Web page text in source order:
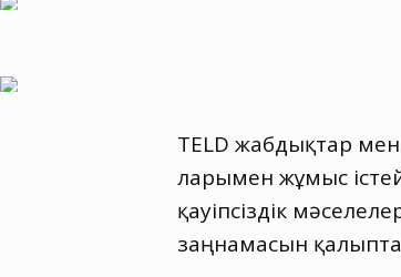
TELD жабдықтар
ларымен жұмыс
қауіпсіздік
заңнамасын